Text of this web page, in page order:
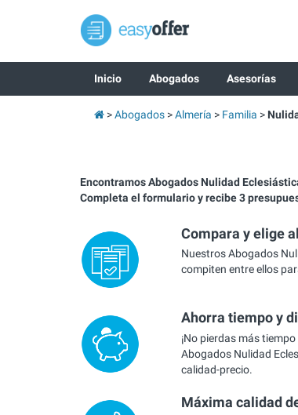
Inicio Abogados Asesorías
Abogados Almería Familia
Encontramos Abogados Nulidad
Completa el formulario y recibe 3
Compara y elige
Nuestros Abogados
compiten entre ellos
Ahorra tiempo y
¡No pierdas más
Abogados Nulidad
calidad-precio.
Máxima calidad